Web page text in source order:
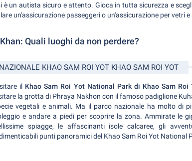
è un autista sicuro e attento. Gioca in tutta sicurezza e
un'assicurazione passeggeri o un'assicurazione per vetri
Quali luoghi da non perdere?
KHAO SAM ROI YOT KHAO SAM ROI YOT
il Khao Sam Roi Yot National Park di Khao Sam Roi
la grotta di Phraya Nakhon con il famoso padiglione
vegetali e animali. Ma il parco nazionale ha molto di
e andare a piedi per scoprire la zona. Ammirate le
spiagge, le affascinanti isole calcaree, gli
punti panoramici del Khao Sam Roi Yot National